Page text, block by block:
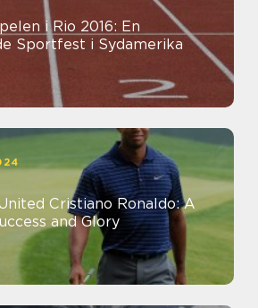
i Rio 2016: En
Sportfest i Sydamerika
Cristiano Ronaldo: A
and Glory